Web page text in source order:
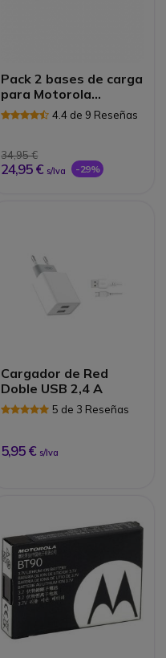
Pack 2 bases de carga
para Motorola
TalkAbout T82
4.4 de 9 Reseñas
34,95 €
24,95 € s/Iva -29%
Cargador de Red
Doble USB 2,4 A
5 de 3 Reseñas
5,95 € s/Iva